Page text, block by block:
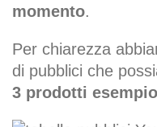
momento.
Per chiarezza
di pubblici che
3 prodotti esempio